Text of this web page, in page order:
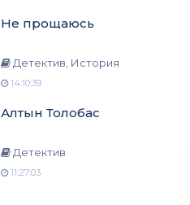
Не прощаюсь
Детектив, История
14:10:39
Алтын Толобас
Детектив
11:27:03